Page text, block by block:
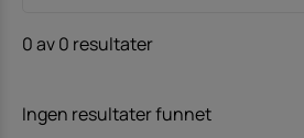
0 av 0 resultater
Ingen resultater funnet